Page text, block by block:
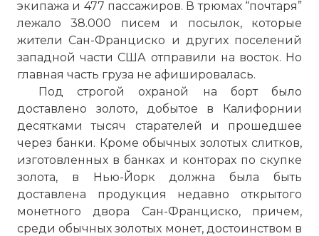
экипажа и 477 пассажиров. В трюмах “почтаря”
лежало 38.000 писем и посылок, которые
жители Сан-Франциско и других поселений
западной части США отправили на восток. Но
главная часть груза не афишировалась.
Под строгой охраной на борт было
доставлено золото, добытое в Калифорнии
десятками тысяч старателей и прошедшее
через банки. Кроме обычных золотых слитков,
изготовленных в банках и конторах по скупке
золота, в Нью-Йорк должна была быть
доставлена продукция недавно открытого
монетного двора Сан-Франциско, причем,
среди обычных золотых монет, достоинством в